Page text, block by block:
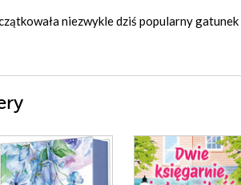
niezwykle dziś popularny gatunek